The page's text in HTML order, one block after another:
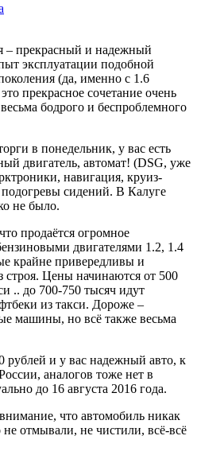
– прекрасный и надежный
эксплуатации подобной
(да, именно с 1.6
прекрасное сочетание очень
бодрого и беспроблемного
в понедельник, у вас есть
двигатель, автомат! (DSG, уже
навигация, круиз-
сидений. В Калуге
не было.
продаётся огромное
двигателями 1.2, 1.4
крайне привередливы и
строя. Цены начинаются от 500
.. до 700-750 тысяч идут
из такси. Дороже –
машины, но всё также весьма
рублей и у вас надежный авто, к
аналогов тоже нет в
до 16 августа 2016 года.
что автомобиль никак
отмывали, не чистили, всё-всё